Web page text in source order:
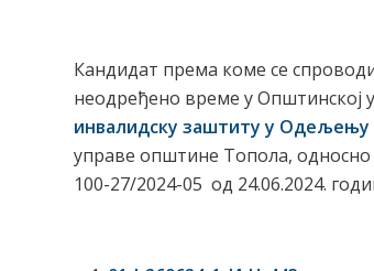
Кандидат према коме се
неодређено време у Општинској
инвалидску заштиту у Одељењу
управе општине Топола, односно
100-27/2024-05 од 24.06.2024.